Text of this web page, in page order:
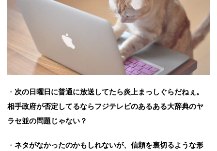
・ 次の日曜日に普通に放送してたら炎上まっしぐらだねぇ。
相手政府が否定してるならフジテレビのあるある大辞典のヤ
ラセ並の問題じゃない？
・ ネタがなかったのかもしれないが、信頼を裏切るような形